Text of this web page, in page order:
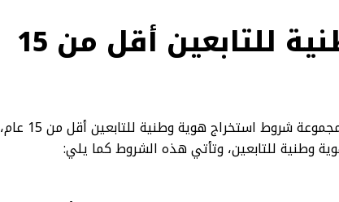
شروط إصدار هوية وطنية للتابعين أقل من 15
أعلنت هيئة الأحوال المدنية السعودية عن تحديدها لمجموعة شروط استخراج هوية وطنية للتابعين أقل من 15 عام،
وطنية للتابعين، وتأتي هذه الشروط كما يلي: